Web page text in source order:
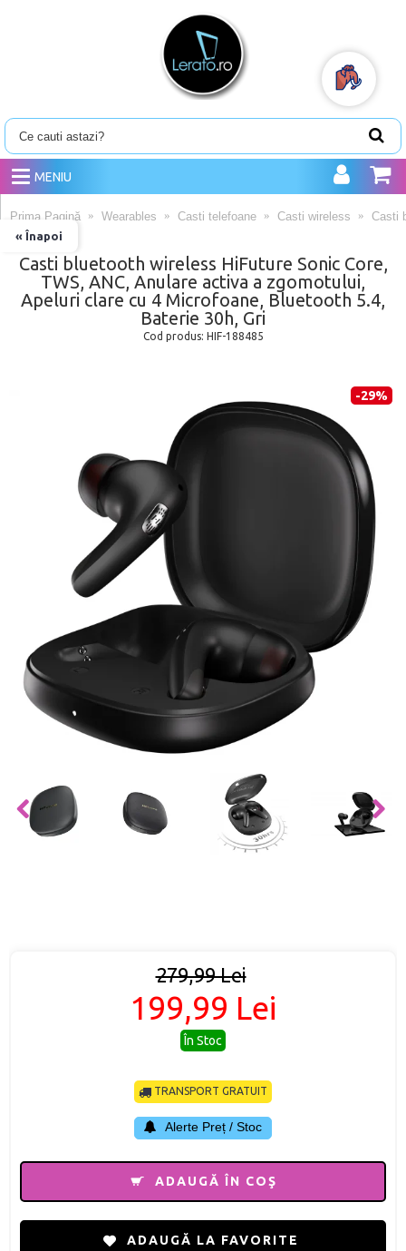
MENIU
« Înapoi
Prima Pagină Wearables Casti telefoane Casti wireless Casti
Casti bluetooth wireless HiFuture Sonic Core,
TWS, ANC, Anulare activa a zgomotului,
Apeluri clare cu 4 Microfoane, Bluetooth 5.4,
Baterie 30h, Gri
Cod produs: HIF-188485
-29%
279,99 Lei
199,99 Lei
În Stoc
TRANSPORT GRATUIT
Alerte Preț / Stoc
ADAUGĂ ÎN COŞ
ADAUGĂ LA FAVORITE